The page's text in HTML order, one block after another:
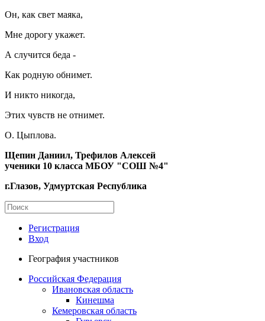
Он, как свет маяка,
Мне дорогу укажет.
А случится беда -
Как родную обнимет.
И никто никогда,
Этих чувств не отнимет.
О. Цыплова.
Щепин Даниил, Трефилов Алексей
ученики 10 класса МБОУ "СОШ №4"
г.Глазов, Удмуртская Республика
Регистрация
Вход
География участников
Российская Федерация
Ивановская область
Кинешма
Кемеровская область